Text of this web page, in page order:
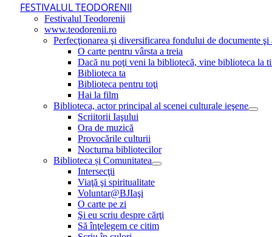
FESTIVALUL TEODORENII
Festivalul Teodorenii
www.teodorenii.ro
Perfecţionarea şi diversificarea fondului de documente
O carte pentru vârsta a treia
Dacă nu poţi veni la bibliotecă, vine biblioteca la
Biblioteca ta
Biblioteca pentru toţi
Hai la film
Biblioteca, actor principal al scenei culturale ieşene
Scriitorii Iaşului
Ora de muzică
Provocările culturii
Nocturna bibliotecilor
Biblioteca și Comunitatea
Intersecţii
Viaţă şi spiritualitate
Voluntar@BJIaşi
O carte pe zi
Şi eu scriu despre cărţi
Să înţelegem ce citim